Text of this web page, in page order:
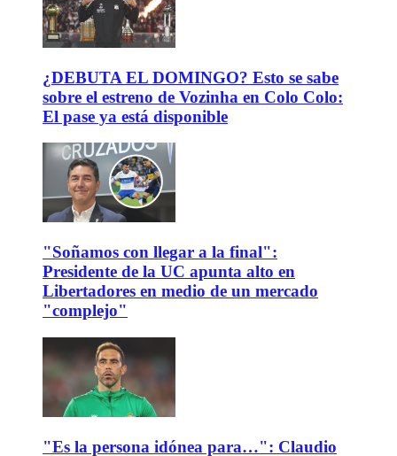
¿DEBUTA EL DOMINGO? Esto se sabe
sobre el estreno de Vozinha en Colo Colo:
El pase ya está disponible
"Soñamos con llegar a la final":
Presidente de la UC apunta alto en
Libertadores en medio de un mercado
"complejo"
"Es la persona idónea para…": Claudio